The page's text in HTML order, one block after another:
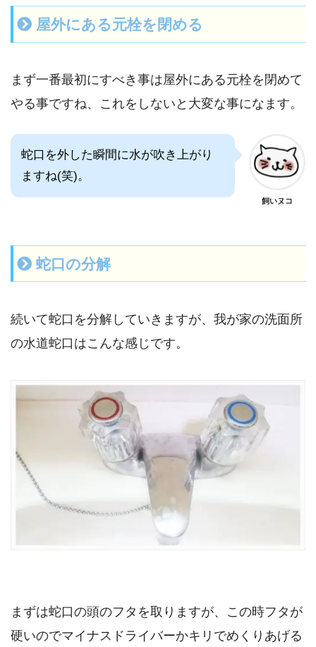
屋外にある元栓を閉める
まず一番最初にすべき事は屋外にある元栓を閉めて
やる事ですね、これをしないと大変な事になます。
蛇口を外した瞬間に水が吹き上がり
ますね(笑)。
飼いヌコ
蛇口の分解
続いて蛇口を分解していきますが、我が家の洗面所
の水道蛇口はこんな感じです。
まずは蛇口の頭のフタを取りますが、この時フタが
硬いのでマイナスドライバーかキリでめくりあげる